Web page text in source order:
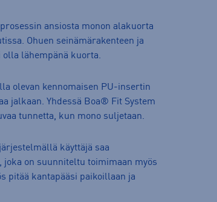
ansiosta monon alakuorta
Ohuen seinämärakenteen ja
lähempänä kuorta.
olevan kennomaisen PU-insertin
jalkaan. Yhdessä Boa® Fit System
tunnetta, kun mono suljetaan.
käyttäjä saa
on suunniteltu toimimaan myös
pitää kantapääsi paikoillaan ja